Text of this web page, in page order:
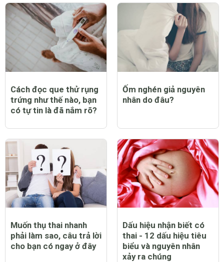
Cách đọc que thử rụng
trứng như thế nào, bạn
có tự tin là đã nắm rõ?
Ốm nghén giả nguyên
nhân do đâu?
Muốn thụ thai nhanh
phải làm sao, câu trả lời
cho bạn có ngay ở đây
Dấu hiệu nhận biết có
thai - 12 dấu hiệu tiêu
biểu và nguyên nhân
xảy ra chúng